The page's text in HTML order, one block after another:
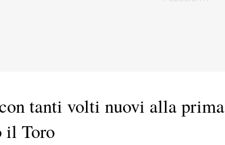
tanti volti nuovi alla prima
il Toro